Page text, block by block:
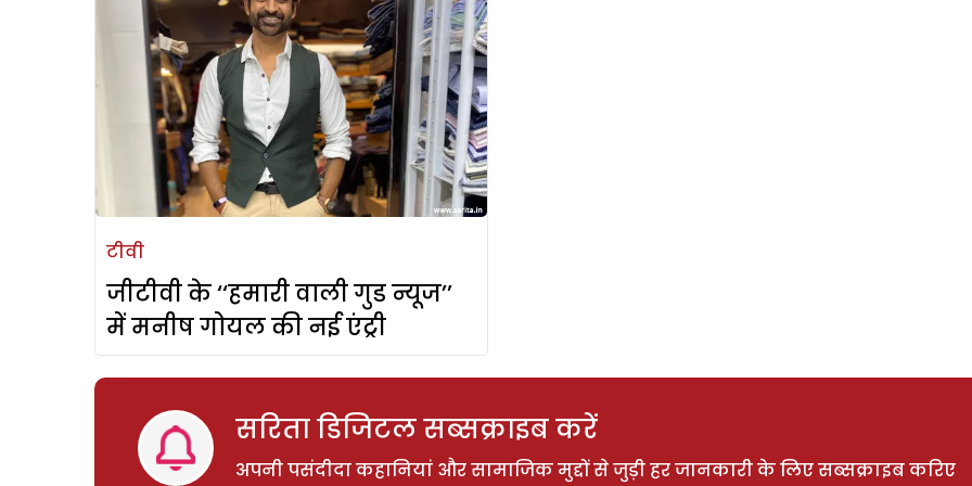
टीवी
जीटीवी के ‘‘हमारी वाली गुड न्यूज’’
में मनीष गोयल की नई एंट्री
सरिता डिजिटल सब्सक्राइब करें
अपनी पसंदीदा कहानियां और सामाजिक मुद्दों से जुड़ी हर जानकारी के लिए सब्सक्राइब करिए